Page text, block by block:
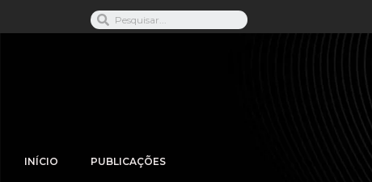
INÍCIO PUBLICAÇÕES